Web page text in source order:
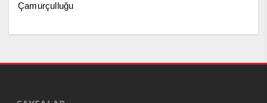
Çamurçulluğu